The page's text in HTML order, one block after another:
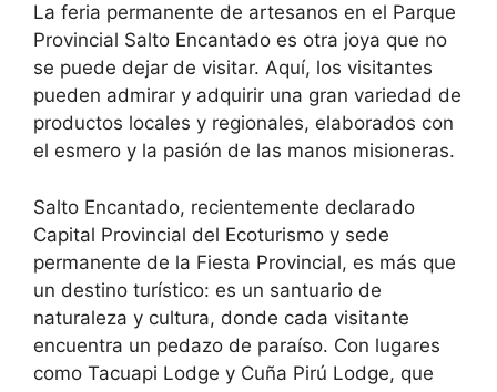
La feria permanente de artesanos en el Parque
Provincial Salto Encantado es otra joya que no
se puede dejar de visitar. Aquí, los visitantes
pueden admirar y adquirir una gran variedad de
productos locales y regionales, elaborados con
el esmero y la pasión de las manos misioneras.
Salto Encantado, recientemente declarado
Capital Provincial del Ecoturismo y sede
permanente de la Fiesta Provincial, es más que
un destino turístico: es un santuario de
naturaleza y cultura, donde cada visitante
encuentra un pedazo de paraíso. Con lugares
como Tacuapi Lodge y Cuña Pirú Lodge, que